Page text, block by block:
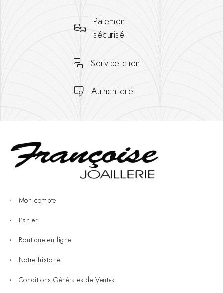
Paiement
sécurisé
Service client
Authenticité
Mon compte
Panier
Boutique en ligne
Notre histoire
Conditions Générales de Ventes